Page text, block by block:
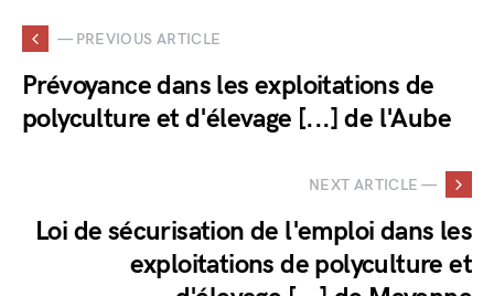
— PREVIOUS ARTICLE
Prévoyance dans les exploitations de
polyculture et d'élevage [...] de l'Aube
NEXT ARTICLE —
Loi de sécurisation de l'emploi dans les
exploitations de polyculture et